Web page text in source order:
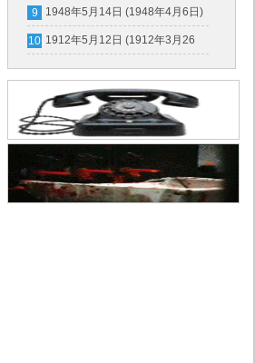
发表
9 1948年5月14日 (1948年4月6日)
以色列建国
10 1912年5月12日 (1912年3月26
日)国际护士节